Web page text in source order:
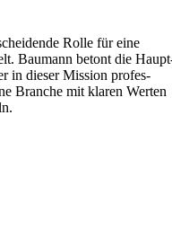
Rolle für eine
Baumann betont die
in dieser Mission profes­
Branche mit klaren Werten